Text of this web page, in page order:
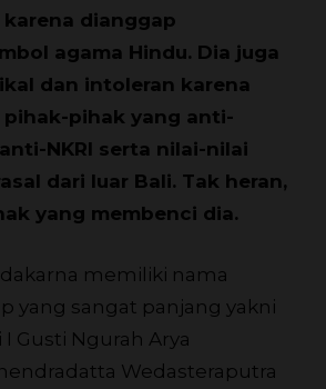
dianggap
agama Hindu. Dia juga
dan intoleran karena
pihak-pihak yang anti-
NKRI serta nilai-nilai
dari luar Bali. Tak heran,
yang membenci dia.
memiliki nama
yang sangat panjang yakni
I Gusti Ngurah Arya
Wedasteraputra